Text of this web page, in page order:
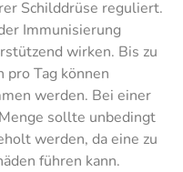
Schilddrüse reguliert.
Immunisierung
wirken. Bis zu
Tag können
werden. Bei einer
sollte unbedingt
werden, da eine zu
führen kann.